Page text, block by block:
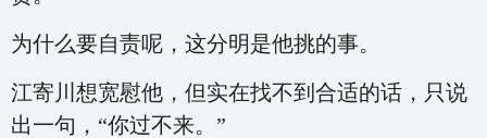
为什么要自责呢，这分明是他挑的事。
江寄川想宽慰他，但实在找不到合适的话，只说
出一句，“你过不来。”